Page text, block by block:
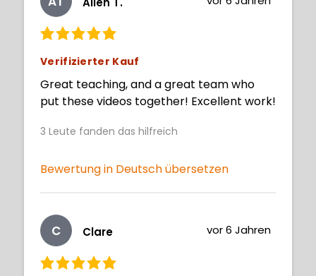
Verifizierter Kauf
Great teaching, and a great team who
put these videos together! Excellent work!
3 Leute fanden das hilfreich
Bewertung in Deutsch übersetzen
C Clare vor 6 Jahren